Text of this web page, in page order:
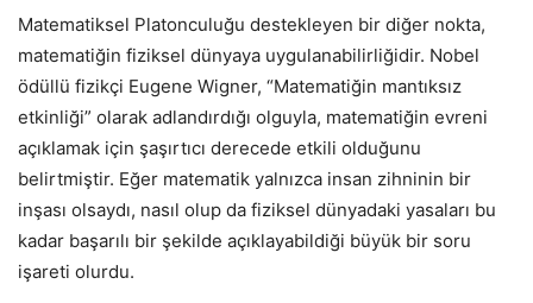
Matematiksel Platonculuğu destekleyen bir diğer nokta,
matematiğin fiziksel dünyaya uygulanabilirliğidir. Nobel
ödüllü fizikçi Eugene Wigner, “Matematiğin mantıksız
etkinliği” olarak adlandırdığı olguyla, matematiğin evreni
açıklamak için şaşırtıcı derecede etkili olduğunu
belirtmiştir. Eğer matematik yalnızca insan zihninin bir
inşası olsaydı, nasıl olup da fiziksel dünyadaki yasaları bu
kadar başarılı bir şekilde açıklayabildiği büyük bir soru
işareti olurdu.